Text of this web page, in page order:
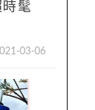
髦
03-06